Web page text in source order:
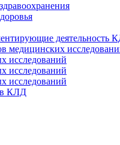
медицинских
исследований
исследований
исследований
в КЛД